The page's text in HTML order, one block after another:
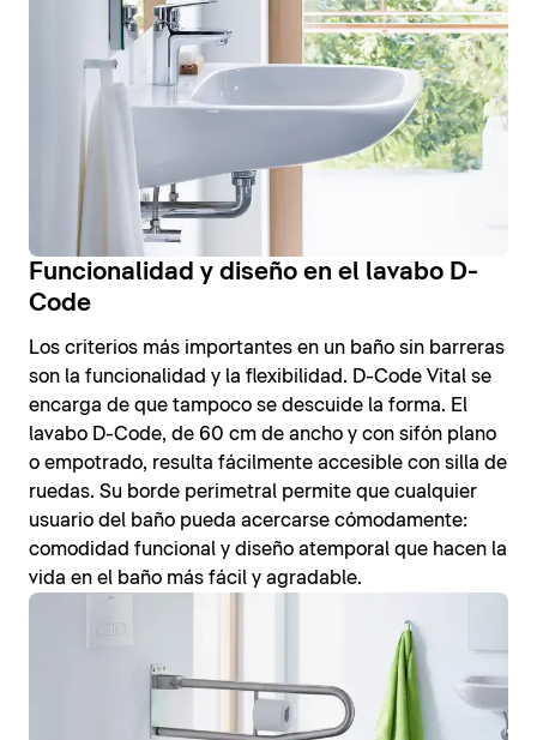
Funcionalidad y diseño en el lavabo D-
Code
Los criterios más importantes en un baño sin barreras
son la funcionalidad y la flexibilidad. D-Code Vital se
encarga de que tampoco se descuide la forma. El
lavabo D-Code, de 60 cm de ancho y con sifón plano
o empotrado, resulta fácilmente accesible con silla de
ruedas. Su borde perimetral permite que cualquier
usuario del baño pueda acercarse cómodamente:
comodidad funcional y diseño atemporal que hacen la
vida en el baño más fácil y agradable.